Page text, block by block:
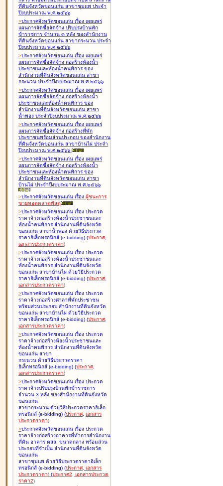
ที่ดินจังหวัดขอนแก่น สาขาชุมแพ ประจำ
ปีงบประมาณ พ.ศ.๒๕๖๖
>ประกาศจังหวัดขอนแก่น เรื่อง เผยแพร่
แผนการจัดซื้อจัดจ้าง ปรับปรุงบ้านพัก
ข้าราชการ จำนวน ๓ หลัง ของสำนักงาน
ที่ดินจังหวัดขอนแก่น สาขากระนวน ประจำ
ปีงบประมาณ พ.ศ.๒๕๖๖
>ประกาศจังหวัดขอนแก่น เรื่อง เผยแพร่
แผนการจัดซื้อจัดจ้าง ก่อสร้างห้องน้ำ
ประชาชนและห้องน้ำคนพิการ ของ
สำนักงานที่ดินจังหวัดขอนแก่น สาขา
กระนวน ประจำปีงบประมาณ พ.ศ.๒๕๖๖
>ประกาศจังหวัดขอนแก่น เรื่อง เผยแพร่
แผนการจัดซื้อจัดจ้าง ก่อสร้างห้องน้ำ
ประชาชนและห้องน้ำคนพิการ ของ
สำนักงานที่ดินจังหวัดขอนแก่น สาขา
น้ำพอง ประจำปีงบประมาณ พ.ศ.๒๕๖๖
>ประกาศจังหวัดขอนแก่น เรื่อง เผยแพร่
แผนการจัดซื้อจัดจ้าง ก่อสร้างที่พัก
ประชาชนพร้อมส่วนประกอบ ของสำนักงาน
ที่ดินจังหวัดขอนแก่น สาขาบ้านไผ่ ประจำ
ปีงบประมาณ พ.ศ.๒๕๖๖
>ประกาศจังหวัดขอนแก่น เรื่อง เผยแพร่
แผนการจัดซื้อจัดจ้าง ก่อสร้างห้องน้ำ
ประชาชนและห้องน้ำคนพิการ ของ
สำนักงานที่ดินจังหวัดขอนแก่น สาขา
บ้านไผ่ ประจำปีงบประมาณ พ.ศ.๒๕๖๖
>ประกาศจังหวัดขอนแก่น เรื่อง ผู้ชนะการ
ขายทอดตลาดพัสดุ
>ประกาศจังหวัดขอนแก่น เรื่อง ประกวด
ราคาจ้างก่อสร้างห้องน้ำประชาชนและ
ห้องน้ำคนพิการ สำนักงานที่ดินจังหวัด
ขอนแก่น สาขาน้ำพอง ด้วยวิธีประกวด
ราคาอิเล็กทรอนิกส์ (e-bidding) (ประกาศ,
เอกสารประกวดราคา)
>ประกาศจังหวัดขอนแก่น เรื่อง ประกวด
ราคาจ้างก่อสร้างห้องน้ำประชาชนและ
ห้องน้ำคนพิการ สำนักงานที่ดินจังหวัด
ขอนแก่น สาขาบ้านไผ่ ด้วยวิธีประกวด
ราคาอิเล็กทรอนิกส์ (e-bidding) (ประกาศ,
เอกสารประกวดราคา)
>ประกาศจังหวัดขอนแก่น เรื่อง ประกวด
ราคาจ้างก่อสร้างศาลาที่พักประชาชน
พร้อมส่วนประกอบ สำนักงานที่ดินจังหวัด
ขอนแก่น สาขาบ้านไผ่ ด้วยวิธีประกวด
ราคาอิเล็กทรอนิกส์ (e-bidding) (ประกาศ,
เอกสารประกวดราคา)
>ประกาศจังหวัดขอนแก่น เรื่อง ประกวด
ราคาจ้างก่อสร้างห้องน้ำประชาชนและ
ห้องน้ำคนพิการ สำนักงานที่ดินจังหวัด
ขอนแก่น สาขา
กระนวน ด้วยวิธีประกวดราคา
อิเล็กทรอนิกส์ (e-bidding) (ประกาศ,
เอกสารประกวดราคา)
>ประกาศจังหวัดขอนแก่น เรื่อง ประกวด
ราคาจ้างปรับปรุงบ้านพักข้าราชการ
จำนวน 3 หลัง ของสำนักงานที่ดินจังหวัด
ขอนแก่น
สาขากระนวน ด้วยวิธีประกวดราคาอิเล็ก
ทรอนิกส์ (e-bidding) (ประกาศ, เอกสาร
ประกวดราคา)
>ประกาศจังหวัดขอนแก่น เรื่อง ประกวด
ราคาจ้างก่อสร้างอาคารที่ทำการสำนักงาน
ที่ดิน อาคาร คสล. ขนาดกลาง พร้อมส่วน
ประกอบที่จำเป็น สำนักงานที่ดินจังหวัด
ขอนแก่น
สาขาชุมแพ ด้วยวิธีประกวดราคาอิเล็ก
ทรอนิกส์ (e-bidding) (ประกาศ, เอกสาร
ประกวดราคา) (ประกาศ2, เอกสารประกวด
ราคา2)